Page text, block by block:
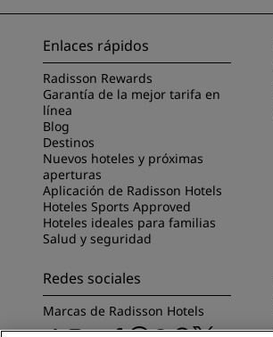
Enlaces rápidos
Radisson Rewards
Garantía de la mejor tarifa en
línea
Blog
Destinos
Nuevos hoteles y próximas
aperturas
Aplicación de Radisson Hotels
Hoteles Sports Approved
Hoteles ideales para familias
Salud y seguridad
Redes sociales
Marcas de Radisson Hotels